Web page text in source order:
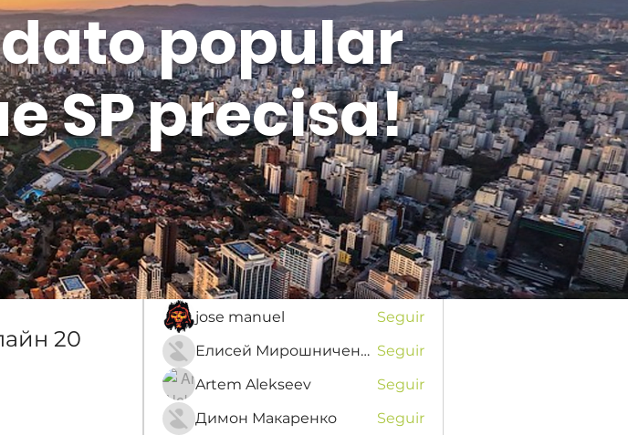
Entrar
20
membros
Anna Favorskaya
Seguir
jose manuel
Seguir
Елисей Мирошниченко Seguir
Artem Alekseev
Seguir
Димон Макаренко
Seguir
popular
SP precisa!